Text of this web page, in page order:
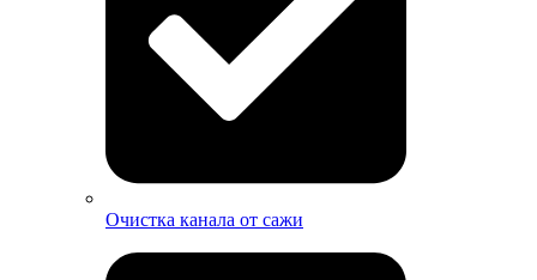
Очистка канала от сажи